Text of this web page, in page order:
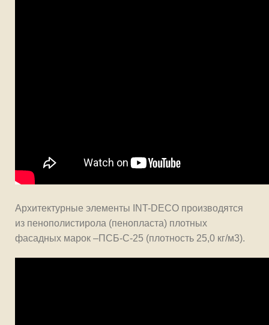
Архитектурные элементы INT-DECO производятся
из пенополистирола (пенопласта) плотных
фасадных марок –ПСБ-С-25 (плотность 25,0 кг/м3).